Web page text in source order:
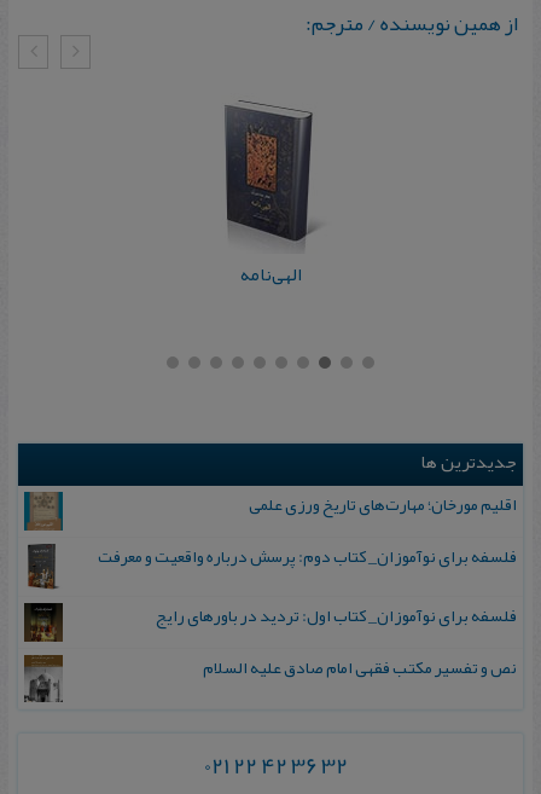
از همین نویسنده / مترجم:
الهی‌نامه
جدیدترین ها
اقلیم مورخان؛ مهارت‌های تاریخ ورزی علمی
فلسفه برای نوآموزان_ کتاب دوم: پرسش درباره واقعیت و معرفت
فلسفه برای نوآموزان_ کتاب اول: تردید در باورهای رایج
نص و تفسیر مکتب فقهی امام صادق علیه السلام
021 22 42 36 32